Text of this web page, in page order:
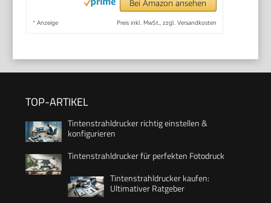
Bei Amazon ansehen
* Anzeige Preis inkl. MwSt., zzgl. Versandkosten
TOP-ARTIKEL
Tintenstrahldrucker richtig einstellen &
konfigurieren
Tintenstrahldrucker für perfekten Fotodruck
Tintenstrahldrucker kaufen:
Ultimativer Ratgeber